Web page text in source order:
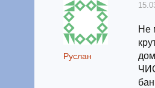
Руслан
Не